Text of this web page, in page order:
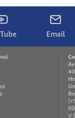
Email
©